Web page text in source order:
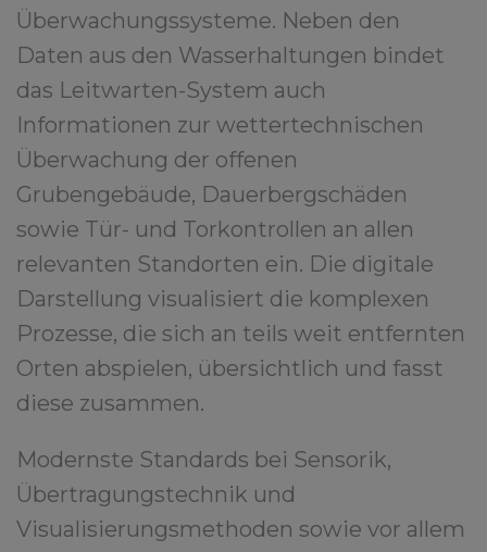
Überwachungssysteme. Neben den
Daten aus den Wasserhaltungen bindet
das Leitwarten-System auch
Informationen zur wettertechnischen
Überwachung der offenen
Grubengebäude, Dauerbergschäden
sowie Tür- und Torkontrollen an allen
relevanten Standorten ein. Die digitale
Darstellung visualisiert die komplexen
Prozesse, die sich an teils weit entfernten
Orten abspielen, übersichtlich und fasst
diese zusammen.
Modernste Standards bei Sensorik,
Übertragungstechnik und
Visualisierungsmethoden sowie vor allem